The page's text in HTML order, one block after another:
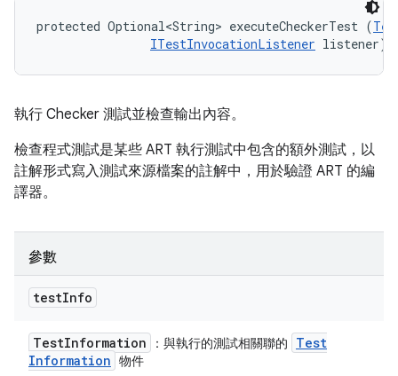
protected Optional<String> executeCheckerTest (
ITestInvocationListener listener)
執行 Checker 測試並檢查輸出內容。
檢查程式測試是某些 ART 執行測試中包含的額外測試，以
註解形式寫入測試來源檔案的註解中，用於驗證 ART 的編
譯器。
參數
testInfo
TestInformation ：與執行的測試相關聯的
Test
Information 物件